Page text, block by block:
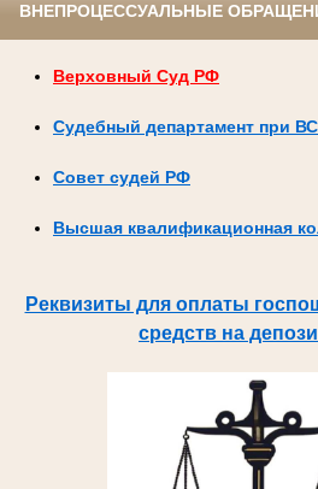
ВНЕПРОЦЕССУАЛЬНЫЕ
Верховный Суд РФ
Судебный департамент при
Совет судей РФ
Высшая квалификационная
Реквизиты для оплаты
средств на